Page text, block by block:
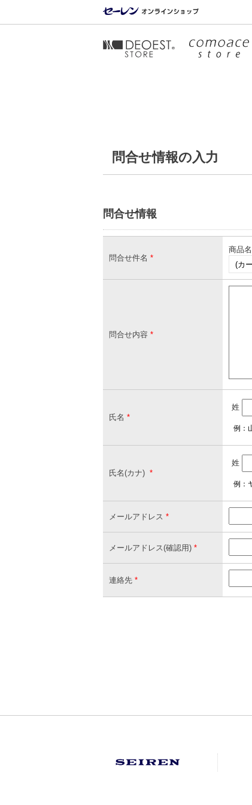
問合せ情報の入力
問合せ情報
問合せ件名 *
商品
問合せ内容 *
氏名 *
姓
例：
氏名(カナ) *
姓
例：
メールアドレス *
メールアドレス(確認用) *
連絡先 *